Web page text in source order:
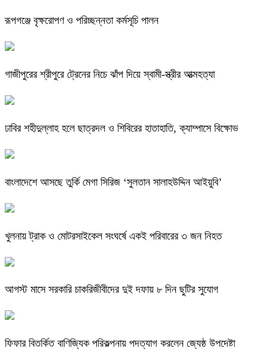
রূপগঞ্জে বৃক্ষরোপণ ও পরিচ্ছন্নতা কর্মসূচি পালন
গাজীপুরের শ্রীপুরে ট্রেনের নিচে ঝাঁপ দিয়ে স্বামী-স্ত্রীর আত্মহত্যা
ঢাবির শহীদুল্লাহ হলে ছাত্রদল ও শিবিরের হাতাহাতি, ক্যাম্পাসে বিক্ষোভ
বাংলাদেশে আসছে তুর্কি মেগা সিরিজ ‘সুলতান সালাহউদ্দিন আইয়ুবি’
খুলনায় ট্রাক ও মোটরসাইকেল সংঘর্ষে একই পরিবারের ৩ জন নিহত
আগস্ট মাসে সরকারি চাকরিজীবীদের দুই দফায় ৮ দিন ছুটির সুযোগ
ফিফার বিতর্কিত বাণিজ্যিক পরিকল্পনায় পদত্যাগ করলেন জ্যেষ্ঠ উপদেষ্টা